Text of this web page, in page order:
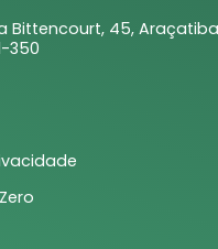
Bittencourt, 45,
350